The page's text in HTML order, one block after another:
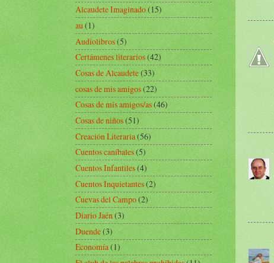
Alcaudete Imaginado(15)
au(1)
Audiolibros(5)
Certámenes literarios(42)
Cosas de Alcaudete(33)
cosas de mis amigos(22)
Cosas de mis amigos/as(46)
Cosas de niños(51)
Creación Literaria(56)
Cuentos caníbales(5)
Cuentos Infantiles(4)
Cuentos Inquietantes(2)
Cuevas del Campo(2)
Diario Jaén(3)
Duende(3)
Economía(1)